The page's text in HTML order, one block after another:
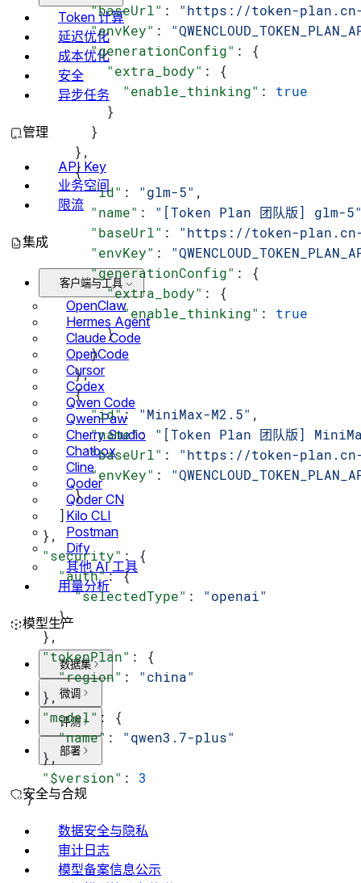
        "baseUrl"
: "https://token-plan.cn-
        "envKey"
:
        "generationConfig"
: {
          "extra_body"
: {
            "enable_thinking"
: true
          }
        }
      },
      {
        "id"
: "glm-5" ,
        "name"
: "[Token Plan 团队版] glm-
        "baseUrl"
: "https://token-plan.cn-
        "envKey"
:
        "generationConfig"
: {
          "extra_body"
: {
            "enable_thinking"
: true
          }
        }
      },
      {
        "id"
: "MiniMax-M2.5" ,
        "name"
: "[Token Plan 团队版]
        "baseUrl"
: "https://token-plan.cn-
        "envKey"
:
      }
    ]
  },
  "security"
: {
    "auth"
: {
      "selectedType"
: "openai"
    }
  },
  "tokenPlan"
: {
    "region"
: "china"
  },
  "model"
: {
    "name"
: "qwen3.7-plus"
  },
  "$version"
: 3
}
Token 计算
延迟优化
成本优化
安全
异步任务
管理
API Key
业务空间
限流
集成
客户端与工具
OpenClaw
Hermes Agent
Claude Code
OpenCode
Cursor
Codex
Qwen Code
QwenPaw
Cherry Studio
Chatbox
Cline
Qoder
Qoder CN
Kilo CLI
Postman
Dify
其他 AI 工具
用量分析
模型生产
数据集
微调
评测
部署
安全与合规
数据安全与隐私
审计日志
模型备案信息公示